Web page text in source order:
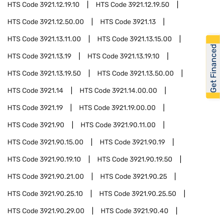
HTS Code3921.12.19.10 HTS Code3921.12.19.50
HTS Code3921.12.50.00 HTS Code3921.13
HTS Code3921.13.11.00 HTS Code3921.13.15.00
HTS Code3921.13.19 HTS Code3921.13.19.10
HTS Code3921.13.19.50 HTS Code3921.13.50.00
HTS Code3921.14 HTS Code3921.14.00.00
HTS Code3921.19 HTS Code3921.19.00.00
HTS Code3921.90 HTS Code3921.90.11.00
HTS Code3921.90.15.00 HTS Code3921.90.19
HTS Code3921.90.19.10 HTS Code3921.90.19.50
HTS Code3921.90.21.00 HTS Code3921.90.25
HTS Code3921.90.25.10 HTS Code3921.90.25.50
HTS Code3921.90.29.00 HTS Code3921.90.40
Get Financed